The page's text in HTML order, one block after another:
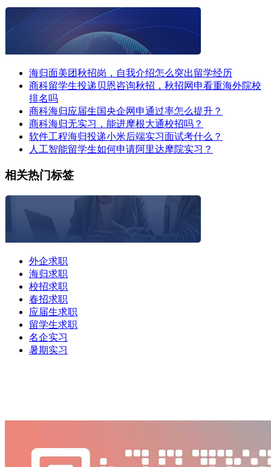
海归面美团秋招岗，自我介绍怎么突出留学经历
商科留学生投递贝恩咨询秋招，秋招网申看重海外院校
排名吗
商科海归应届生国央企网申通过率怎么提升？
商科海归无实习，能进摩根大通校招吗？
软件工程海归投递小米后端实习面试考什么？
人工智能留学生如何申请阿里达摩院实习？
相关热门标签
外企求职
海归求职
校招求职
春招求职
应届生求职
留学生求职
名企实习
暑期实习